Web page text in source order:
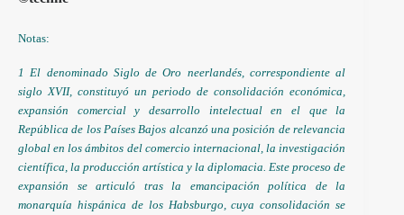
Notas:
1 El denominado Siglo de Oro neerlandés, correspondiente al
siglo XVII, constituyó un periodo de consolidación económica,
expansión comercial y desarrollo intelectual en el que la
República de los Países Bajos alcanzó una posición de relevancia
global en los ámbitos del comercio internacional, la investigación
científica, la producción artística y la diplomacia. Este proceso de
expansión se articuló tras la emancipación política de la
monarquía hispánica de los Habsburgo, cuya consolidación se